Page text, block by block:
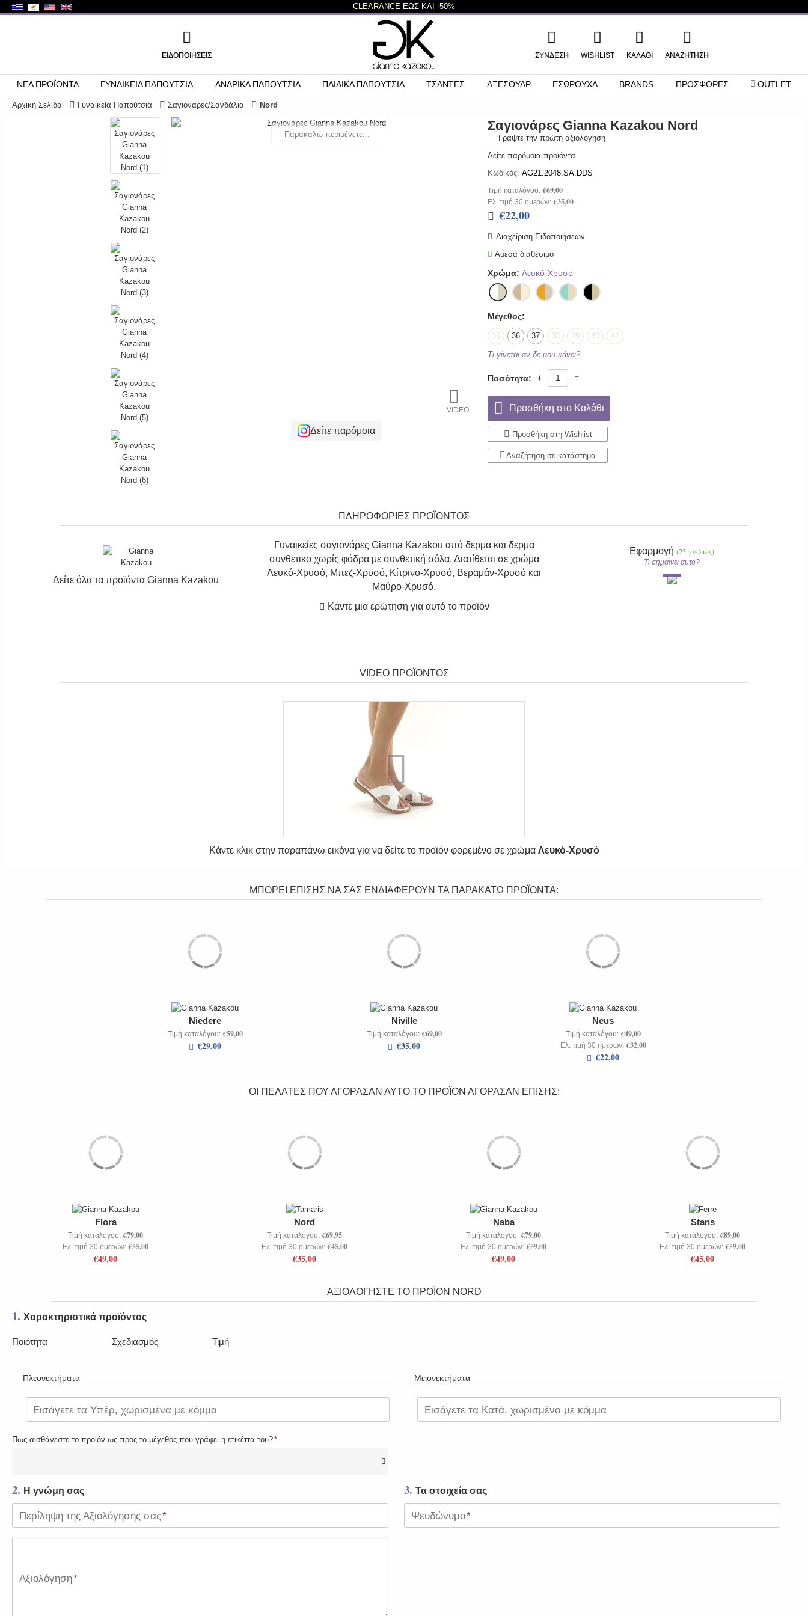
CLEARANCE ΕΩΣ ΚΑΙ -50%
ΕΙΔΟΠΟΙΉΣΕΙΣ ΣΎΝΔΕΣΗ WISHLIST ΚΑΛΑΘΙ ΑΝΑΖΉΤΗΣΗ
ΝΕΑ ΠΡΟΪΟΝΤΑ ΓΥΝΑΙΚΕΙΑ ΠΑΠΟΥΤΣΙΑ ΑΝΔΡΙΚΑ ΠΑΠΟΥΤΣΙΑ ΠΑΙΔΙΚΑ ΠΑΠΟΥΤΣΙΑ ΤΣΑΝΤΕΣ ΑΞΕΣΟΥΑΡ ΕΣΩΡΟΥΧΑ BRANDS ΠΡΟΣΦΟΡΕΣ OUTLET
Αρχική Σελίδα Γυναικεία Παπούτσια Σαγιονάρες/Σανδάλια Nord
Παρακαλώ περιμένετε...
VIDEO
Δείτε παρόμοια
Σαγιονάρες Gianna Kazakou Nord
Γράψτε την πρώτη αξιολόγηση
Δείτε παρόμοια προϊόντα
Κωδικός: AG21.2048.SA.DDS
Τιμή καταλόγου: €69,00
Ελ. τιμή 30 ημερών: €35,00
€22,00
Διαχείριση Ειδοποιήσεων
Αμεσα διαθέσιμο
Χρώμα: Λευκό-Χρυσό
Μέγεθος:
35 36 37 38 39 40 41
Τι γίνεται αν δε μου κάνει?
Ποσότητα: + -
Προσθήκη στο Καλάθι
Προσθήκη στη Wishlist
Αναζήτηση σε κατάστημα
ΠΛΗΡΟΦΟΡΙΕΣ ΠΡΟΪΟΝΤΟΣ
Δείτε όλα τα προϊόνταGianna Kazakou
Γυναικείες σαγιονάρες Gianna Kazakou από δερμα και δερμα
συνθετικο χωρίς φόδρα με συνθετική σόλα. Διατίθεται σε χρώμα
Λευκό-Χρυσό, Μπεζ-Χρυσό, Κίτρινο-Χρυσό, Βεραμάν-Χρυσό και
Μαύρο-Χρυσό.
Εφαρμογή(23 γνώμες)
Τι σημαίνει αυτό?
Κάντε μια ερώτηση για αυτό το προϊόν
VIDEO ΠΡΟΪΟΝΤΟΣ
Κάντε κλικ στην παραπάνω εικόνα για να δείτε το προϊόν φορεμένο σε χρώμα Λευκό-Χρυσό
ΜΠΟΡΕΙ ΕΠΙΣΗΣ ΝΑ ΣΑΣ ΕΝΔΙΑΦΕΡΟΥΝ ΤΑ ΠΑΡΑΚΑΤΩ ΠΡΟΪΟΝΤΑ:
Niedere
Τιμή καταλόγου: €59,00
€29,00
Niville
Τιμή καταλόγου: €69,00
€35,00
Neus
Τιμή καταλόγου: €49,00
Ελ. τιμή 30 ημερών: €32,00
€22,00
ΟΙ ΠΕΛΑΤΕΣ ΠΟΥ ΑΓΟΡΑΣΑΝ ΑΥΤΟ ΤΟ ΠΡΟΪΟΝ ΑΓΟΡΑΣΑΝ ΕΠΙΣΗΣ:
Flora
Τιμή καταλόγου: €79,00
Ελ. τιμή 30 ημερών: €55,00
€49,00
Nord
Τιμή καταλόγου: €69,95
Ελ. τιμή 30 ημερών: €45,00
€35,00
Naba
Τιμή καταλόγου: €79,00
Ελ. τιμή 30 ημερών: €59,00
€49,00
Stans
Τιμή καταλόγου: €89,00
Ελ. τιμή 30 ημερών: €59,00
€45,00
ΑΞΙΟΛΟΓΗΣΤΕ ΤΟ ΠΡΟΪΟΝ NORD
1. Χαρακτηριστικά προϊόντος
Ποιότητα Σχεδιασμός Τιμή
Πλεονεκτήματα
Εισάγετε τα Υπέρ, χωρισμένα με κόμμα
Μειονεκτήματα
Εισάγετε τα Κατά, χωρισμένα με κόμμα
Πως αισθάνεστε το προϊόν ως προς το μέγεθος που γράφει η ετικέττα του?*
2. Η γνώμη σας
Περίληψη της Αξιολόγησης σας*
Αξιολόγηση*
3. Τα στοιχεία σας
Ψευδώνυμο*